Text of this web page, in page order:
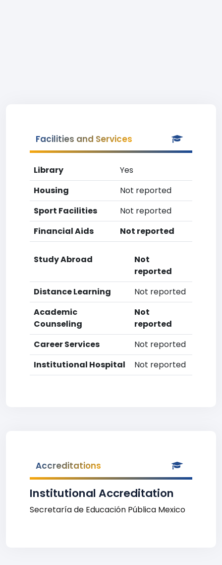
Facilities and Services
Library
Yes
Housing
Not reported
Sport Facilities
Not reported
Financial Aids
Not reported
Study Abroad
Not
reported
Distance Learning
Not reported
Academic
Counseling
Not
reported
Career Services
Not reported
Institutional Hospital
Not reported
Accreditations
Institutional Accreditation
Secretaría de Educación Pública Mexico